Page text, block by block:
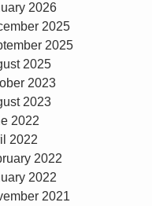
2026
2025
2025
2025
2023
2023
2022
2022
2022
2022
2021